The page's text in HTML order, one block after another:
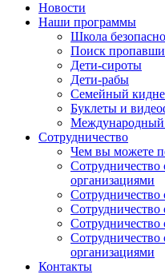
Новости
Наши программы
Школа
Поиск
Дети-сироты
Дети-рабы
Семейный
Буклеты и
Международный
Сотрудничество
Чем вы можете
Сотрудничество
организациями
Сотрудничество
организациями
Контакты